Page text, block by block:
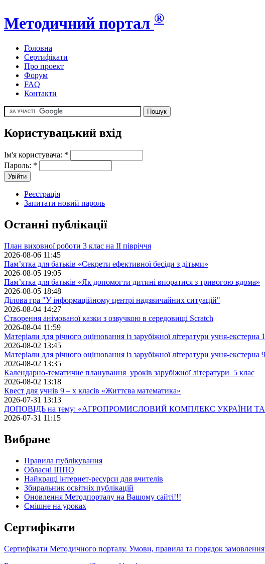
Методичний портал ®
Головна
Сертифікати
Про проект
Форум
FAQ
Контакти
Користувацький вхід
Ім'я користувача: *
Пароль: *
Реєстрація
Запитати новий пароль
Останні публікації
План виховної роботи 3 клас на II півріччя
2026-08-06 11:45
Пам’ятка для батьків «Секрети ефективної бесіди з дітьми»
2026-08-05 19:05
Пам’ятка для батьків «Як допомогти дитині впоратися з тривогою вдома»
2026-08-05 18:48
Ділова гра "У інформаційному центрі надзвичайних ситуацій"
2026-08-04 14:27
Створення анімованої казки з озвучкою в середовищі Scratch
2026-08-04 11:59
Матеріали для річного оцінювання із зарубіжної літератури учня-екстерна
2026-08-02 13:45
Матеріали для річного оцінювання із зарубіжної літератури учня-екстерна
2026-08-02 13:35
Календарно-тематичне планування уроків зарубіжної літератури 5 клас
2026-08-02 13:18
Квест для учнів 9 – х класів «Життєва математика»
2026-07-31 13:13
ДОПОВІДЬ на тему: «АГРОПРОМИСЛОВИЙ КОМПЛЕКС УКРАЇНИ
2026-07-31 11:15
Вибране
Правила публікування
Обласні ІППО
Найкращі інтернет-ресурси для вчителів
Збиральник освітніх публікацій
Оновлення Методпорталу на Вашому сайті!!!
Cмішне на уроках
Сертифікати
Сертифікати Методичного порталу. Умови, правила та порядок замовлення